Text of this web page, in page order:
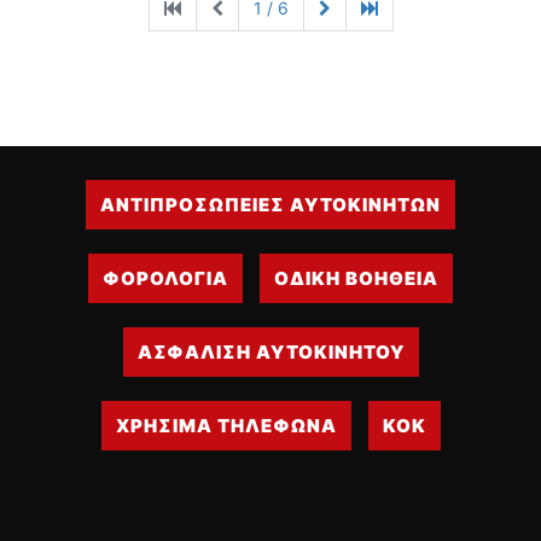
1 / 6
ΑΝΤΙΠΡΟΣΩΠΕΙΕΣ ΑΥΤΟΚΙΝΗΤΩΝ
ΦΟΡΟΛΟΓΙΑ ΟΔΙΚΗ ΒΟΗΘΕΙΑ
ΑΣΦΑΛΙΣΗ ΑΥΤΟΚΙΝΗΤΟΥ
ΧΡΗΣΙΜΑ ΤΗΛΕΦΩΝΑ ΚΟΚ